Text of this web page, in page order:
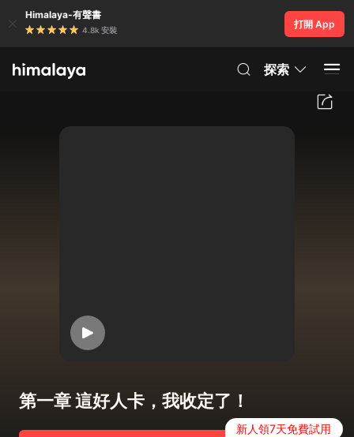
Himalaya-有聲書
4.8k 安裝
打開 App
探索
第一章 這好人卡，我收定了！
新人領7天免費試用